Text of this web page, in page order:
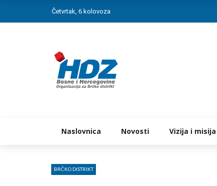
Četvrtak, 6 kolovoza
Naslovnica Novosti Vizija i misija
BRČKO DISTRIKT